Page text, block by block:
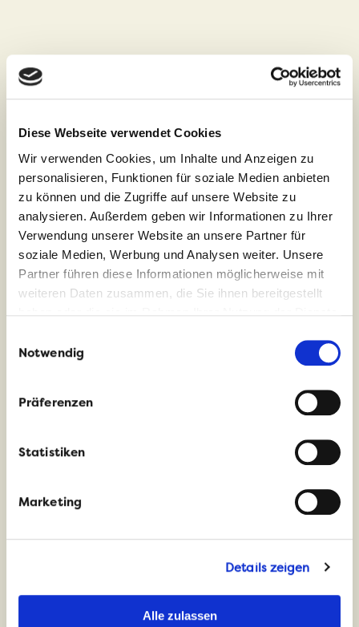
Diese Webseite verwendet Cookies
Wir verwenden Cookies, um Inhalte und Anzeigen zu
personalisieren, Funktionen für soziale Medien anbieten
zu können und die Zugriffe auf unsere Website zu
analysieren. Außerdem geben wir Informationen zu Ihrer
Verwendung unserer Website an unsere Partner für
soziale Medien, Werbung und Analysen weiter. Unsere
Partner führen diese Informationen möglicherweise mit
weiteren Daten zusammen, die Sie ihnen bereitgestellt
Notwendig
Präferenzen
Statistiken
Marketing
Details zeigen
Alle zulassen
Volmerswerther Straße 20
40221 Düsseldorf
Modern, zentral gelegen und mit
viel Raum für Bewegung erwartet
Dich hier ein abwechslungsreiches
Kursangebot in typischer DAYO
Atmosphäre – mit Energie, Stil und
ganz viel Herz.